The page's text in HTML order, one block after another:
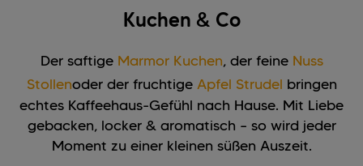
Kuchen & Co
Der saftige Marmor Kuchen, der feine Nuss
Stollenoder der fruchtige Apfel Strudel bringen
echtes Kaffeehaus-Gefühl nach Hause. Mit Liebe
gebacken, locker & aromatisch – so wird jeder
Moment zu einer kleinen süßen Auszeit.